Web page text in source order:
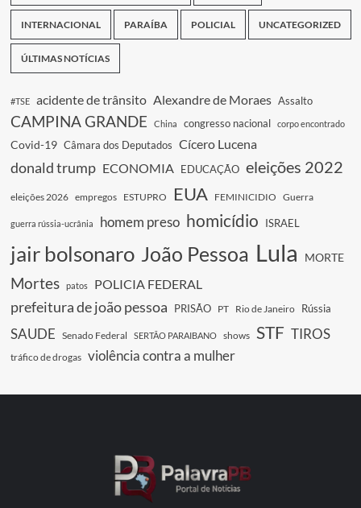
INTERNACIONAL PARAÍBA POLICIAL UNCATEGORIZED
ÚLTIMAS NOTÍCIAS
#TSE acidente de trânsito Alexandre de Moraes Assalto
CAMPINA GRANDE China congresso nacional corpo encontrado
Covid-19 Câmara dos Deputados Cícero Lucena
donald trump ECONOMIA EDUCAÇÃO eleições 2022
eleições 2026 empregos ESTUPRO EUA FEMINICIDIO Guerra
guerra rússia-ucrânia homem preso homicídio ISRAEL
jair bolsonaro João Pessoa Lula MORTE
Mortes patos POLICIA FEDERAL
prefeitura de joão pessoa PRISÃO PT Rio de Janeiro Rússia
SAUDE Senado Federal SERTÃO PARAIBANO shows STF TIROS
tráfico de drogas violência contra a mulher